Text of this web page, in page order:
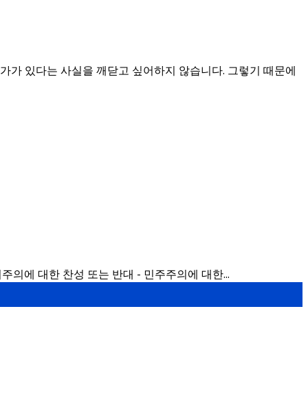
있다는 사실을 깨닫고 싶어하지 않습니다. 그렇기 때문에
의에 대한 찬성 또는 반대 - 민주주의에 대한...